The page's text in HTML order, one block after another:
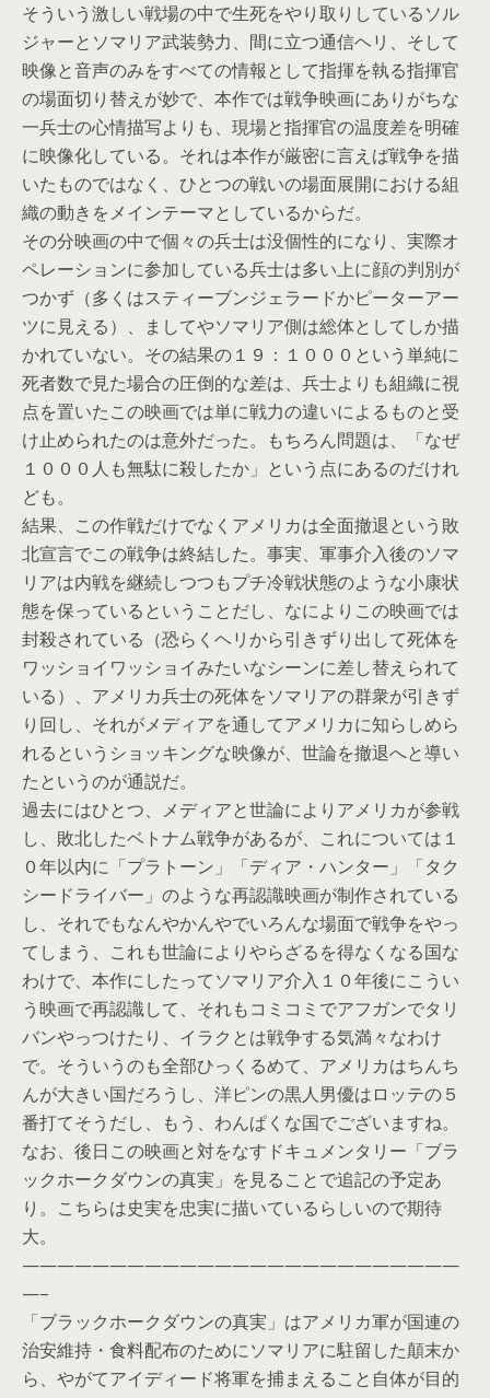
そういう激しい戦場の中で生死をやり取りしているソル
ジャーとソマリア武装勢力、間に立つ通信ヘリ、そして
映像と音声のみをすべての情報として指揮を執る指揮官
の場面切り替えが妙で、本作では戦争映画にありがちな
一兵士の心情描写よりも、現場と指揮官の温度差を明確
に映像化している。それは本作が厳密に言えば戦争を描
いたものではなく、ひとつの戦いの場面展開における組
織の動きをメインテーマとしているからだ。
その分映画の中で個々の兵士は没個性的になり、実際オ
ペレーションに参加している兵士は多い上に顔の判別が
つかず（多くはスティーブンジェラードかピーターアー
ツに見える）、ましてやソマリア側は総体としてしか描
かれていない。その結果の１９：１０００という単純に
死者数で見た場合の圧倒的な差は、兵士よりも組織に視
点を置いたこの映画では単に戦力の違いによるものと受
け止められたのは意外だった。もちろん問題は、「なぜ
１０００人も無駄に殺したか」という点にあるのだけれ
ども。
結果、この作戦だけでなくアメリカは全面撤退という敗
北宣言でこの戦争は終結した。事実、軍事介入後のソマ
リアは内戦を継続しつつもプチ冷戦状態のような小康状
態を保っているということだし、なによりこの映画では
封殺されている（恐らくヘリから引きずり出して死体を
ワッショイワッショイみたいなシーンに差し替えられて
いる）、アメリカ兵士の死体をソマリアの群衆が引きず
り回し、それがメディアを通してアメリカに知らしめら
れるというショッキングな映像が、世論を撤退へと導い
たというのが通説だ。
過去にはひとつ、メディアと世論によりアメリカが参戦
し、敗北したベトナム戦争があるが、これについては１
０年以内に「プラトーン」「ディア・ハンター」「タク
シードライバー」のような再認識映画が制作されている
し、それでもなんやかんやでいろんな場面で戦争をやっ
てしまう、これも世論によりやらざるを得なくなる国な
わけで、本作にしたってソマリア介入１０年後にこうい
う映画で再認識して、それもコミコミでアフガンでタリ
バンやっつけたり、イラクとは戦争する気満々なわけ
で。そういうのも全部ひっくるめて、アメリカはちんち
んが大きい国だろうし、洋ピンの黒人男優はロッテの５
番打てそうだし、もう、わんぱくな国でございますね。
なお、後日この映画と対をなすドキュメンタリー「ブラ
ックホークダウンの真実」を見ることで追記の予定あ
り。こちらは史実を忠実に描いているらしいので期待
大。
—————————————————————————
—–
「ブラックホークダウンの真実」はアメリカ軍が国連の
治安維持・食料配布のためにソマリアに駐留した顛末か
ら、やがてアイディード将軍を捕まえること自体が目的